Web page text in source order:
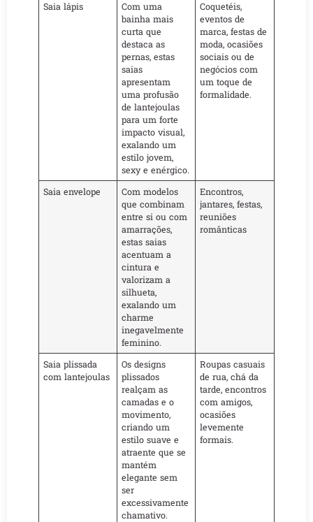
Saia lápis
Com uma
bainha mais
curta que
destaca as
pernas, estas
saias
apresentam
uma profusão
de lantejoulas
para um forte
impacto visual,
exalando um
estilo jovem,
sexy e enérgico.
Coquetéis,
eventos de
marca, festas de
moda, ocasiões
sociais ou de
negócios com
um toque de
formalidade.
Saia envelope
Com modelos
que combinam
entre si ou com
amarrações,
estas saias
acentuam a
cintura e
valorizam a
silhueta,
exalando um
charme
inegavelmente
feminino.
Encontros,
jantares, festas,
reuniões
românticas
Saia plissada
com lantejoulas
Os designs
plissados
realçam as
camadas e o
movimento,
criando um
estilo suave e
atraente que se
mantém
elegante sem
ser
excessivamente
chamativo.
Roupas casuais
de rua, chá da
tarde, encontros
com amigos,
ocasiões
levemente
formais.